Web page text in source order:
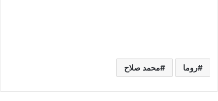
روما محمد صلاح